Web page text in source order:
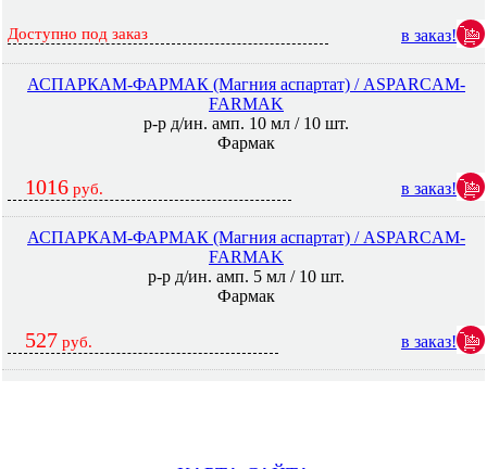
Доступно под заказ в заказ!
АСПАРКАМ-ФАРМАК (Магния аспартат) / ASPARCAM-
FARMAK
р-р д/ин. амп. 10 мл / 10 шт.
Фармак
1016 руб. в заказ!
АСПАРКАМ-ФАРМАК (Магния аспартат) / ASPARCAM-
FARMAK
р-р д/ин. амп. 5 мл / 10 шт.
Фармак
527 руб. в заказ!